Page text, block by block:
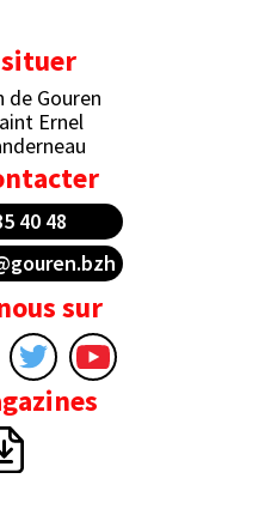
de Gouren
Ernel
40 48
sur